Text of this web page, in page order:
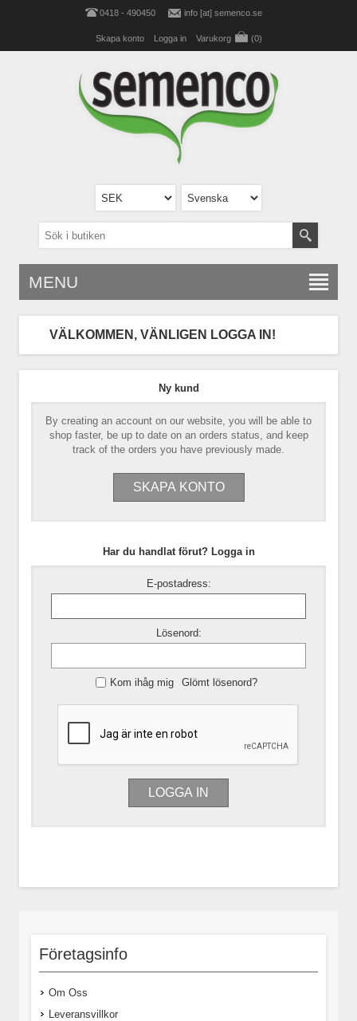
0418 - 490450 info [at] semenco.se
Skapa konto Logga in Varukorg (0)
MENU
VÄLKOMMEN, VÄNLIGEN LOGGA IN!
Ny kund
By creating an account on our website, you will be able to
shop faster, be up to date on an orders status, and keep
track of the orders you have previously made.
Har du handlat förut? Logga in
E-postadress:
Lösenord:
Kom ihåg mig Glömt lösenord?
Företagsinfo
Om Oss
Leveransvillkor